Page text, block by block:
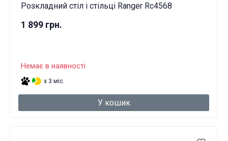
Розкладний стіл і стільці Ranger Rc4568
1 899 грн.
Немає в наявності
x 3 міс.
У кошик